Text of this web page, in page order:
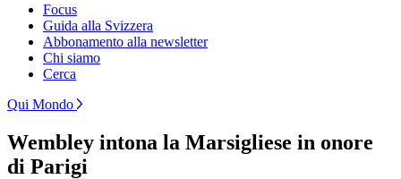
Focus
Guida alla Svizzera
Abbonamento alla newsletter
Chi siamo
Cerca
Qui Mondo
Wembley intona la Marsigliese in onore
di Parigi